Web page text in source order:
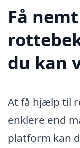
Få
du kan
At få hjælp til
enklere end
platform kan